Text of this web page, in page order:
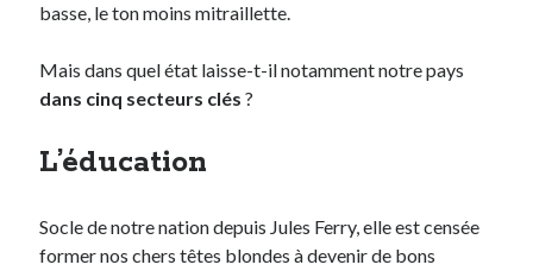
Entretien ménagerdansT’as vu quoi ? #52
littleceltdansComment j’ai opéré ma vélorution toute personnelle
AnthonydansComment j’ai opéré ma vélorution toute personnelle
personnelle
On parle de quoi ?
basse, le ton moins mitraillette.
Mais dans quel état laisse-t-il notamment notre pays
dans cinq secteurs clés ?
L’éducation
Socle de notre nation depuis Jules Ferry, elle est censée
former nos chers têtes blondes à devenir de bons